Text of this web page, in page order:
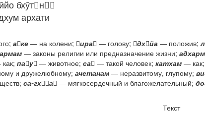
бхӯтн
архати
аке — на колени; ира — голову; дхйа — положив;
— законы религии или предназначение жизни;
пау — животное; са — такой человек; катхам— как;
и дружелюбному; ачетанам — неразвитому, глупому;
са-гха — мягкосердечный и благожелательный;
Текст